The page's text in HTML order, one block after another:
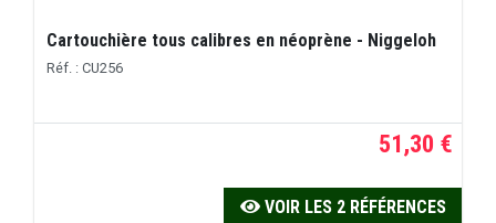
Cartouchière tous calibres en néoprène - Niggeloh
Réf. : CU256
51,30 €
VOIR LES 2 RÉFÉRENCES